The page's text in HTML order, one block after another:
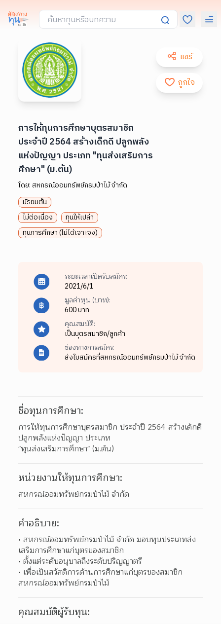
แชร์
ถูกใจ
การให้ทุนการศึกษาบุตรสมาชิก
ประจำปี 2564 สร้างเด็กดี ปลูกพลัง
แห่งปัญญา ประเภท "ทุนส่งเสริมการ
ศึกษา" (ม.ต้น)
โดย:สหกรณ์ออมทรัพย์กรมป่าไม้ จำกัด
มัธยมต้น
ไม่ต่อเนื่อง
ทุนให้เปล่า
ทุนการศึกษา (ไม่ได้เจาะจง)
ระยะเวลาเปิดรับสมัคร:
2021/6/1
มูลค่าทุน (บาท):
600 บาท
คุณสมบัติ:
เป็นบุตรสมาชิก/ลูกค้า
ช่องทางการสมัคร:
ส่งใบสมัครที่สหกรณ์ออมทรัพย์กรมป่าไม้ จำกัด
ชื่อทุนการศึกษา:
การให้ทุนการศึกษาบุตรสมาชิก ประจำปี 2564 สร้างเด็กดี
ปลูกพลังแห่งปัญญา ประเภท
"ทุนส่งเสริมการศึกษา" (ม.ต้น)
หน่วยงานให้ทุนการศึกษา:
สหกรณ์ออมทรัพย์กรมป่าไม้ จำกัด
คำอธิบาย:
สหกรณ์ออมทรัพย์กรมป่าไม้ จำกัด มอบทุนประเภทส่ง
เสริมการศึกษาแก่บุตรของสมาชิก
ตั้งแต่ระดับอนุบาลถึงระดับปริญญาตรี
เพื่อเป็นสวัสดิการด้านการศึกษาแก่บุตรของสมาชิก
สหกรณ์ออมทรัพย์กรมป่าไม้
คุณสมบัติผู้รับทุน: